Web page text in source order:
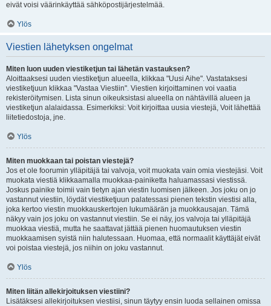
eivät voisi väärinkäyttää sähköpostijärjestelmää.
Ylös
Viestien lähetyksen ongelmat
Miten luon uuden viestiketjun tai lähetän vastauksen?
Aloittaaksesi uuden viestiketjun alueella, klikkaa "Uusi Aihe". Vastataksesi
viestiketjuun klikkaa "Vastaa Viestiin". Viestien kirjoittaminen voi vaatia
rekisteröitymisen. Lista sinun oikeuksistasi alueella on nähtävillä alueen ja
viestiketjun alalaidassa. Esimerkiksi: Voit kirjoittaa uusia viestejä, Voit lähettää
liitetiedostoja, jne.
Ylös
Miten muokkaan tai poistan viestejä?
Jos et ole foorumin ylläpitäjä tai valvoja, voit muokata vain omia viestejäsi. Voit
muokata viestiä klikkaamalla muokkaa-painiketta haluamassasi viestissä.
Joskus painike toimii vain tietyn ajan viestin luomisen jälkeen. Jos joku on jo
vastannut viestiin, löydät viestiketjuun palatessasi pienen tekstin viestisi alla,
joka kertoo viestin muokkauskertojen lukumäärän ja muokkausajan. Tämä
näkyy vain jos joku on vastannut viestiin. Se ei näy, jos valvoja tai ylläpitäjä
muokkaa viestiä, mutta he saattavat jättää pienen huomautuksen viestin
muokkaamisen syistä niin halutessaan. Huomaa, että normaalit käyttäjät eivät
voi poistaa viestejä, jos niihin on joku vastannut.
Ylös
Miten liitän allekirjoituksen viestiini?
Lisätäksesi allekirjoituksen viestiisi, sinun täytyy ensin luoda sellainen omissa